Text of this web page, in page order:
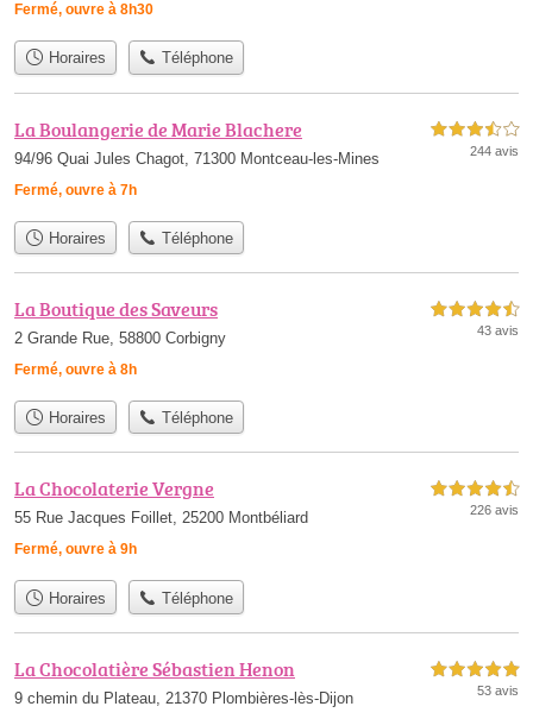
Fermé, ouvre à 8h30
Horaires Téléphone
La Boulangerie de Marie Blachere
94/96 Quai Jules Chagot, 71300 Montceau-les-Mines
Fermé, ouvre à 7h
3,5 étoiles sur 5
244 avis
Horaires Téléphone
La Boutique des Saveurs
2 Grande Rue, 58800 Corbigny
Fermé, ouvre à 8h
4,5 étoiles sur 5
43 avis
Horaires Téléphone
La Chocolaterie Vergne
55 Rue Jacques Foillet, 25200 Montbéliard
Fermé, ouvre à 9h
4,5 étoiles sur 5
226 avis
Horaires Téléphone
La Chocolatière Sébastien Henon
9 chemin du Plateau, 21370 Plombières-lès-Dijon
5,0 étoiles sur 5
53 avis